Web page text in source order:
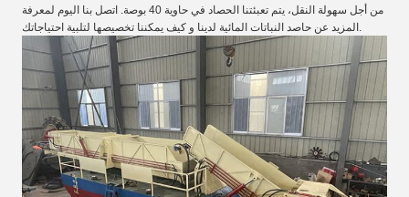
من أجل سهولة النقل، يتم تعبئتنا الحصاد في حاوية 40 بوصة. اتصل بنا اليوم لمعرفة
المزيد عن حاصد النباتات المائية لدينا و كيف يمكننا تخصيصها لتلبية احتياجاتك.